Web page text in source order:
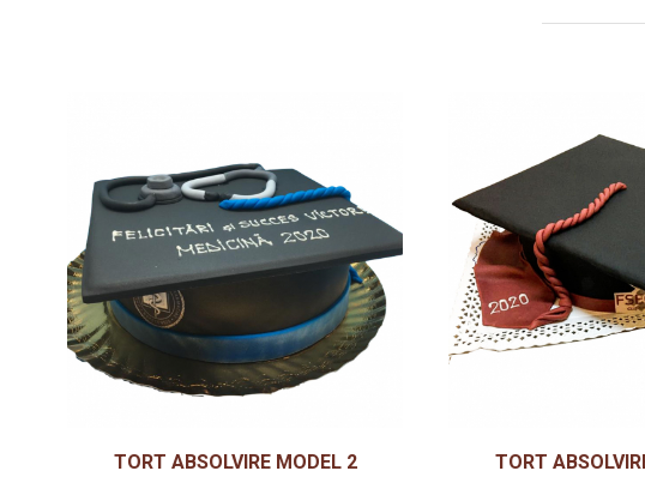
TORT ABSOLVIRE MODEL 2
TORT